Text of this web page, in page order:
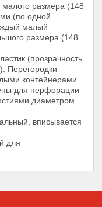
малого размера (148
(по одной
малый
размера (148
(прозрачность
Перегородки
контейнерами.
для перфорации
диаметром
вписывается
для